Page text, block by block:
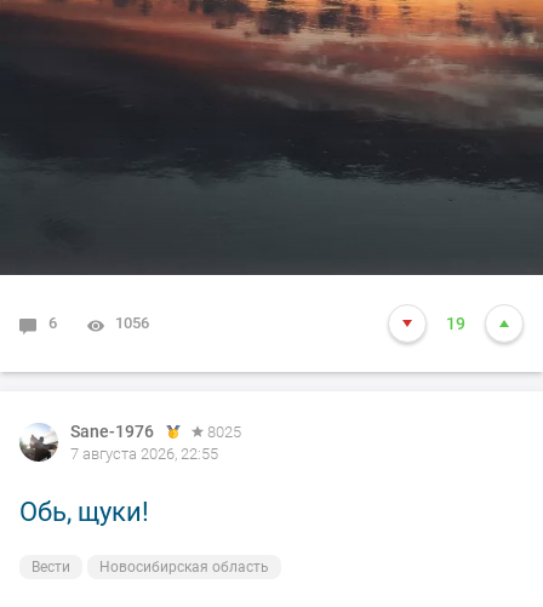
6 1056 19
Sane-1976
8025
7 августа 2026, 22:55
Обь, щуки!
Вести Новосибирская область